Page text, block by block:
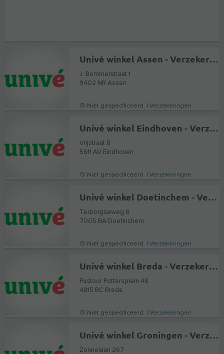
Univé winkel Assen - Verzekeringen en Hypotheekadvies
J. Bommerstraat 1
9402 NR Assen
Niet gespecificeerd |Verzekeringen
Univé winkel Eindhoven - Verzekeringen en Hypotheekadvies
Vrijstraat 8
5611 AV Eindhoven
Niet gespecificeerd |Verzekeringen
Univé winkel Doetinchem - Verzekeringen en Hypotheekadvies
Terborgseweg 8
7005 BA Doetinchem
Niet gespecificeerd |Verzekeringen
Univé winkel Breda - Verzekeringen en Hypotheekadvies
Pastoor Pottersplein 48
4815 BC Breda
Niet gespecificeerd |Verzekeringen
Univé winkel Groningen - Verzekeringen en Hypotheekadvies
Zonnelaan 267